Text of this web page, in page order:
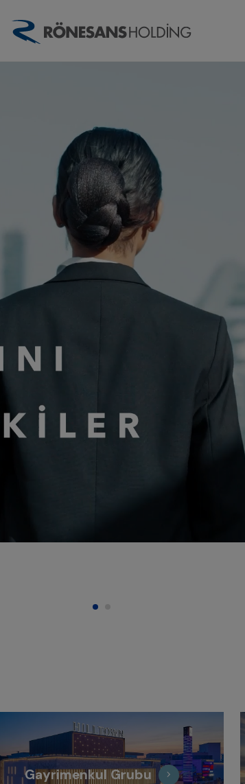
Gayrimenkul Grubu